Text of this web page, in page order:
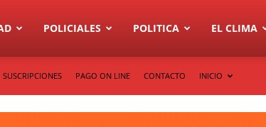
POLICIALES POLITICA EL CLIMA
SUSCRIPCIONES PAGO ON LINE CONTACTO INICIO